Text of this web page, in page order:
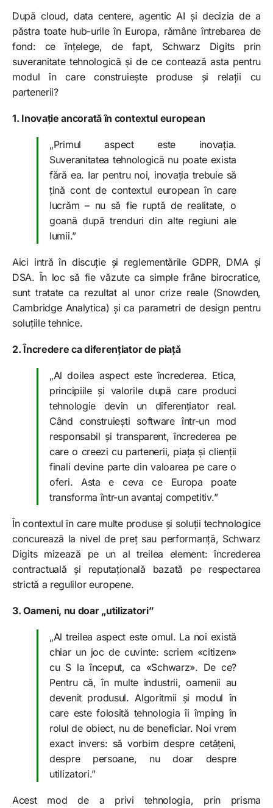
După cloud, data centere, agentic AI și decizia de a
păstra toate hub-urile în Europa, rămâne întrebarea de
fond: ce înțelege, de fapt, Schwarz Digits prin
suveranitate tehnologică și de ce contează asta pentru
modul în care construiește produse și relații cu
partenerii?
1. Inovație ancorată în contextul european
„Primul aspect este inovația.
Suveranitatea tehnologică nu poate exista
fără ea. Iar pentru noi, inovația trebuie să
țină cont de contextul european în care
lucrăm – nu să fie ruptă de realitate, o
goană după trenduri din alte regiuni ale
lumii.”
Aici intră în discuție și reglementările GDPR, DMA și
DSA. În loc să fie văzute ca simple frâne birocratice,
sunt tratate ca rezultat al unor crize reale (Snowden,
Cambridge Analytica) și ca parametri de design pentru
soluțiile tehnice.
2. Încredere ca diferențiator de piață
„Al doilea aspect este încrederea. Etica,
principiile și valorile după care produci
tehnologie devin un diferențiator real.
Când construiești software într-un mod
responsabil și transparent, încrederea pe
care o creezi cu partenerii, piața și clienții
finali devine parte din valoarea pe care o
oferi. Asta e ceva ce Europa poate
transforma într-un avantaj competitiv.”
În contextul în care multe produse și soluții technologice
concurează la nivel de preț sau performanță, Schwarz
Digits mizează pe un al treilea element: încrederea
contractuală și reputațională bazată pe respectarea
strictă a regulilor europene.
3. Oameni, nu doar „utilizatori”
„Al treilea aspect este omul. La noi există
chiar un joc de cuvinte: scriem «citizen»
cu S la început, ca «Schwarz». De ce?
Pentru că, în multe industrii, oamenii au
devenit produsul. Algoritmii și modul în
care este folosită tehnologia îi împing în
rolul de obiect, nu de beneficiar. Noi vrem
exact invers: să vorbim despre cetățeni,
despre persoane, nu doar despre
utilizatori.”
Acest mod de a privi tehnologia, prin prisma